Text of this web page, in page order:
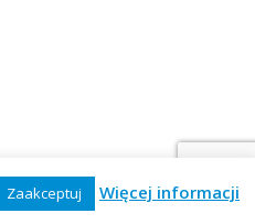
Zaakceptuj Więcej informacji